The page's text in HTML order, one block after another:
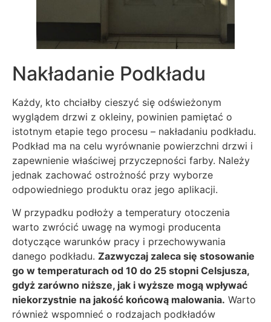
Nakładanie Podkładu
Każdy, kto chciałby cieszyć się odświeżonym
wyglądem drzwi z okleiny, powinien pamiętać o
istotnym etapie tego procesu – nakładaniu podkładu.
Podkład ma na celu wyrównanie powierzchni drzwi i
zapewnienie właściwej przyczepności farby. Należy
jednak zachować ostrożność przy wyborze
odpowiedniego produktu oraz jego aplikacji.
W przypadku podłoży a temperatury otoczenia
warto zwrócić uwagę na wymogi producenta
dotyczące warunków pracy i przechowywania
danego podkładu. Zazwyczaj zaleca się stosowanie
go w temperaturach od 10 do 25 stopni Celsjusza,
gdyż zarówno niższe, jak i wyższe mogą wpływać
niekorzystnie na jakość końcową malowania. Warto
również wspomnieć o rodzajach podkładów